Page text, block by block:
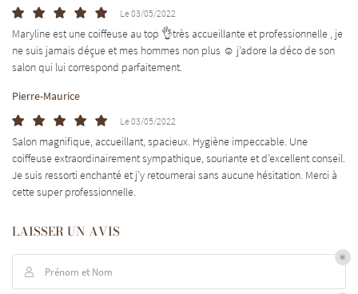
Prestations
UNE
Le 03/05/2022
Maryline est une coiffeuse au top 👌très accueillante et professionnelle , je
ne suis jamais déçue et mes hommes non plus ☺️ j’adore la déco de son
salon qui lui correspond parfaitement.
Pierre-Maurice
Le 03/05/2022
Salon magnifique, accueillant, spacieux. Hygiène impeccable. Une
coiffeuse extraordinairement sympathique, souriante et d’excellent conseil.
Je suis ressorti enchanté et j’y retournerai sans aucune hésitation. Merci à
cette super professionnelle.
LAISSER UN AVIS
 Prénom et Nom